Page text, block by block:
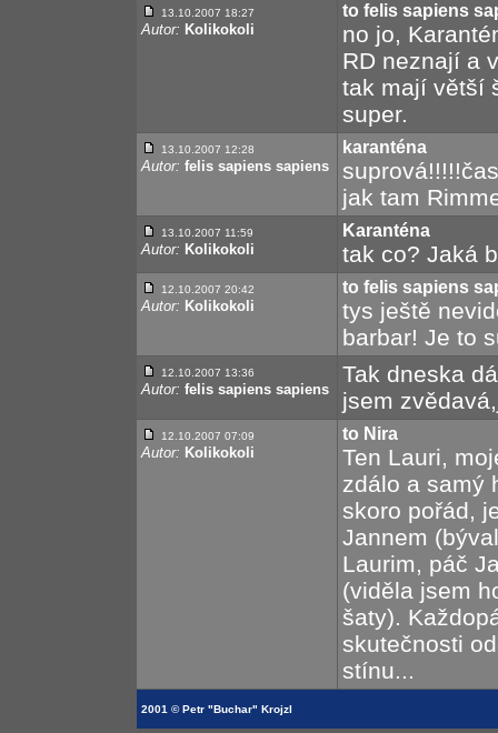
13.10.2007 18:27
Autor: Kolikokoli
to felis sapiens
no jo,
RD neznají a
tak mají větší
super.
13.10.2007 12:28
Autor: felis sapiens sapiens
karanténa
jak tam
13.10.2007 11:59
Autor: Kolikokoli
Karanténa
tak co? Jaká
12.10.2007 20:42
Autor: Kolikokoli
to felis sapiens
tys ještě
barbar! Je to
12.10.2007 13:36
Autor: felis sapiens sapiens
Tak dneska
jsem
12.10.2007 07:09
Autor: Kolikokoli
to Nira
Ten Lauri,
zdálo a samý
skoro pořád,
Jannem
Laurim, páč
(viděla jsem
šaty).
skutečnosti
stínu...
2001 © Petr "Buchar" Krojzl